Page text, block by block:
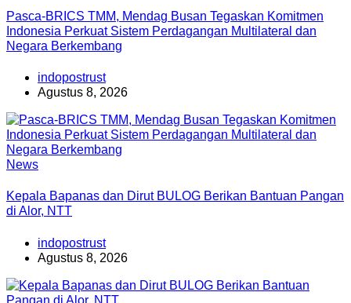
Pasca-BRICS TMM, Mendag Busan Tegaskan Komitmen
Indonesia Perkuat Sistem Perdagangan Multilateral dan
Negara Berkembang
indopostrust
Agustus 8, 2026
News
Kepala Bapanas dan Dirut BULOG Berikan Bantuan Pangan
di Alor, NTT
indopostrust
Agustus 8, 2026